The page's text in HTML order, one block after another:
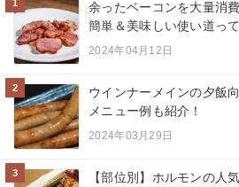
1
余ったベーコンを大量消
簡単＆美味しい使い道っ
2024年04月12日
2
ウインナーメインの夕飯
メニュー例も紹介！
2024年03月29日
3
【部位別】ホルモンの人